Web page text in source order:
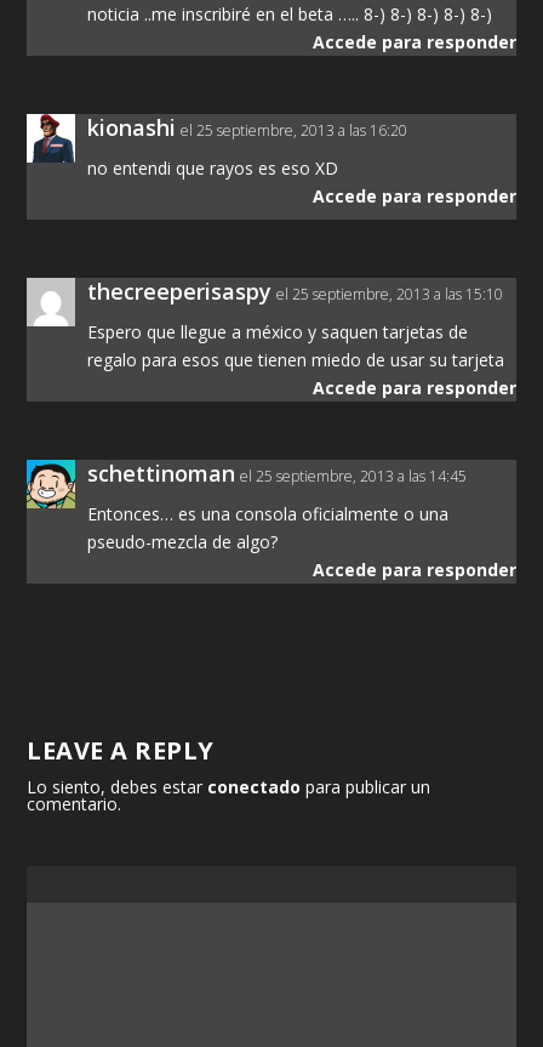
noticia ..me inscribiré en el beta ….. 8-) 8-) 8-) 8-) 8-)
Accede para responder
kionashi el 25 septiembre, 2013 a las 16:20
no entendi que rayos es eso XD
Accede para responder
thecreeperisaspy el 25 septiembre, 2013 a las 15:10
Espero que llegue a méxico y saquen tarjetas de
regalo para esos que tienen miedo de usar su tarjeta
Accede para responder
schettinoman el 25 septiembre, 2013 a las 14:45
Entonces… es una consola oficialmente o una
pseudo-mezcla de algo?
Accede para responder
LEAVE A REPLY
Lo siento, debes estar conectado para publicar un
comentario.